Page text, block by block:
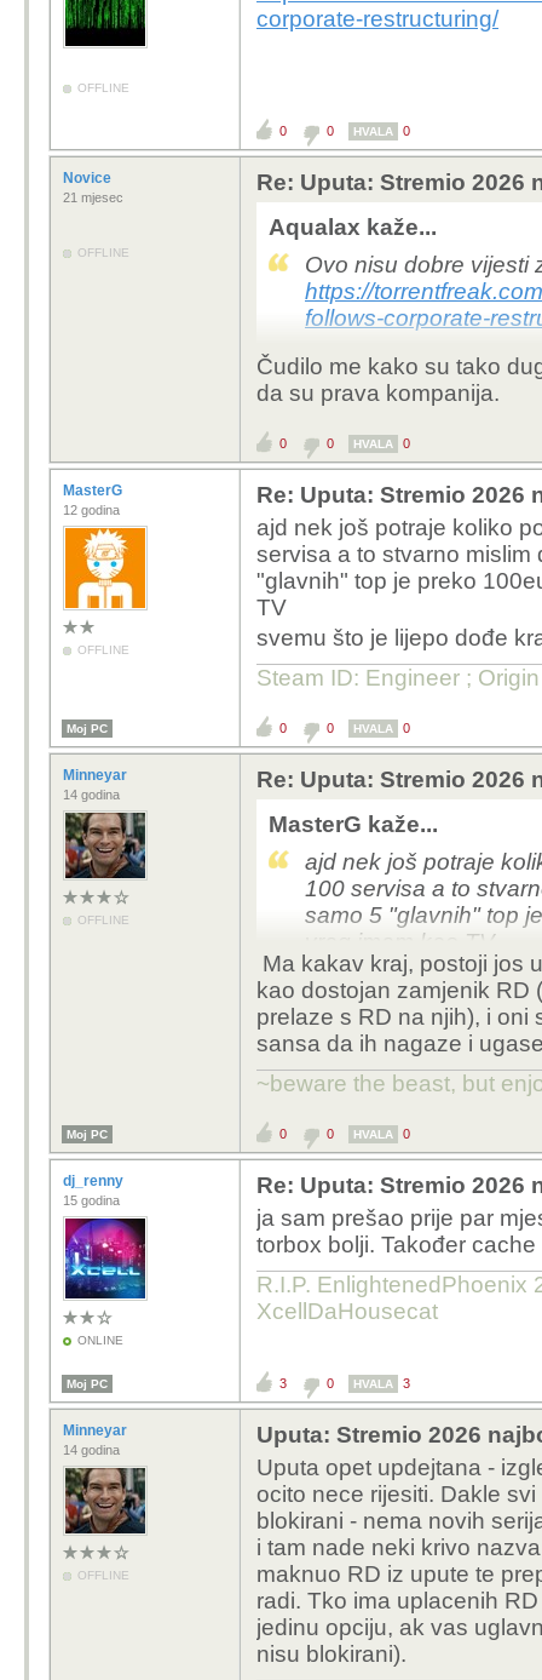
OFFLINE
corporate-restructuring/
0 0 HVALA 0
Novice
21 mjesec
OFFLINE
Re: Uputa: Stremio 2026
Aqualax kaže...
Ovo nisu dobre vijesti
https://
follows-corporate-
Čudilo me kako su tako
da su prava kompanija.
0 0 HVALA 0
MasterG
12 godina
OFFLINE
Re: Uputa: Stremio 2026
ajd nek još potraje koliko
servisa a to stvarno
"glavnih" top je preko
TV
svemu što je lijepo dođe
Steam ID: Engineer ;
Moj PC 0 0 HVALA 0
Minneyar
14 godina
OFFLINE
Re: Uputa: Stremio 2026
MasterG kaže...
ajd nek još potraje
100 servisa a to
samo 5 "glavnih" top
vrag imam kao TV
svemu što je lijepo dođe kraj
Ma kakav kraj, postoji jos
kao dostojan zamjenik RD
prelaze s RD na njih), i oni
sansa da ih nagaze i
~beware the beast, but
Moj PC 0 0 HVALA 0
dj_renny
15 godina
ONLINE
Re: Uputa: Stremio 2026
ja sam prešao prije par
torbox bolji. Također
R.I.P. EnlightenedPhoenix
XcellDaHousecat
Moj PC 3 0 HVALA 3
Minneyar
14 godina
OFFLINE
Uputa: Stremio 2026
Uputa opet updejtana -
ocito nece rijesiti. Dakle
blokirani - nema novih
i tam nade neki krivo
maknuo RD iz upute te
radi. Tko ima uplacenih
jedinu opciju, ak vas
nisu blokirani).